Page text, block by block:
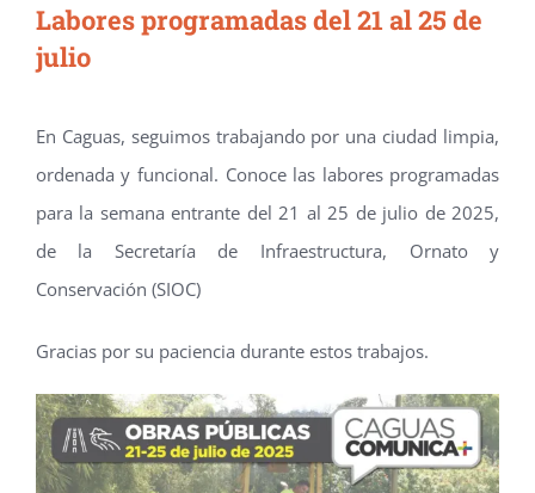
Labores programadas del 21 al 25 de
julio
En Caguas, seguimos trabajando por una ciudad limpia,
ordenada y funcional. Conoce las labores programadas
para la semana entrante del 21 al 25 de julio de 2025,
de la Secretaría de Infraestructura, Ornato y
Conservación (SIOC)
Gracias por su paciencia durante estos trabajos.